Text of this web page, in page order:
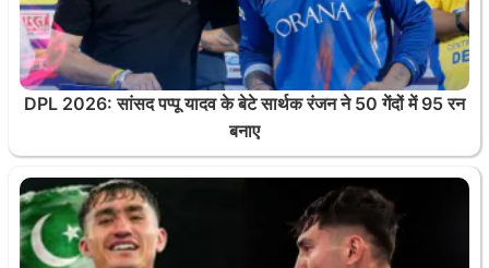
DPL 2026: सांसद पप्पू यादव के बेटे सार्थक रंजन ने 50 गेंदों में 95 रन
बनाए